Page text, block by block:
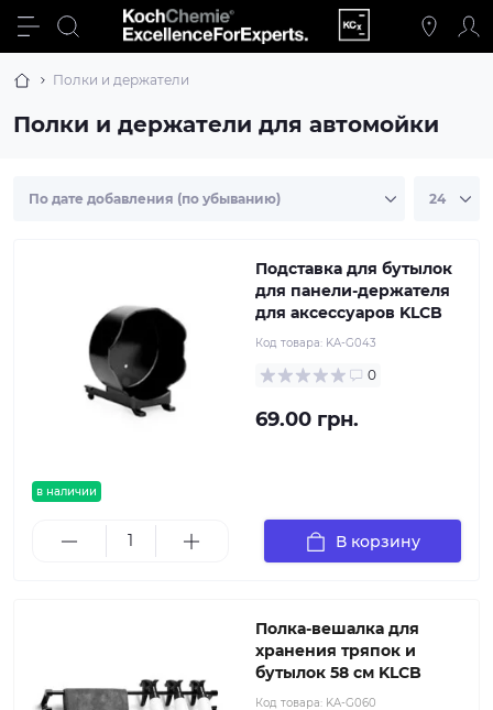
Полки и держатели
Полки и держатели для автомойки
в наличии
Подставка для бутылок
для панели-держателя
для аксессуаров KLCB
Код товара: KA-G043
0
69.00 грн.
В корзину
Полка-вешалка для
хранения тряпок и
бутылок 58 см KLCB
Код товара: KA-G060